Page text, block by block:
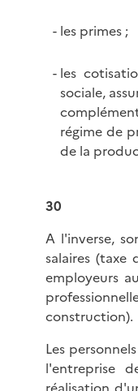
les primes ;
les
sociale,
régime de
de la
30
A l'inverse,
salaires (taxe
employeurs
construction).
Les
l'entreprise